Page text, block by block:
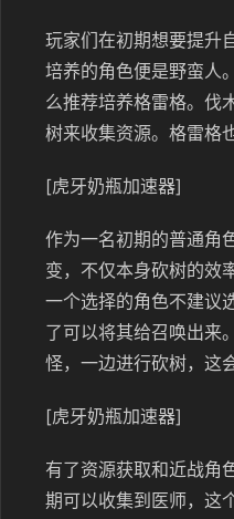
玩家们在初期想要提升
培养的角色便是野蛮人
么推荐培养格雷格。伐
树来收集资源。格雷格
[虎牙奶瓶加速器]
作为一名初期的普通角
变，不仅本身砍树的效
一个选择的角色不建议
了可以将其给召唤出来
怪，一边进行砍树，这
[虎牙奶瓶加速器]
有了资源获取和近战角
期可以收集到医师，这